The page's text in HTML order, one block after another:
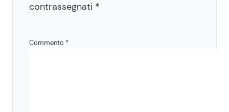
contrassegnati *
Commento *